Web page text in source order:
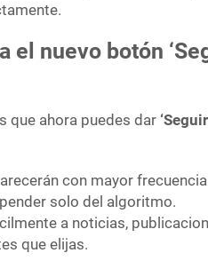
el nuevo botón
que ahora puedes dar
con mayor
solo del algoritmo.
a noticias,
que elijas.